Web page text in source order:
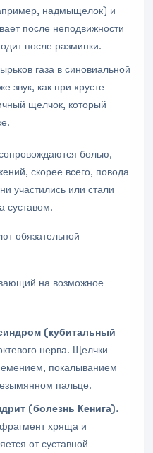
надмыщелок) и
после неподвижности
после разминки.
газа в синовиальной
звук, как при хрусте
щелчок, который
болью,
скорее всего, повода
участились или стали
суставом.
обязательной
на возможное
(кубитальный
нерва. Щелчки
покалыванием
пальце.
(болезнь Кенига).
хряща и
от суставной